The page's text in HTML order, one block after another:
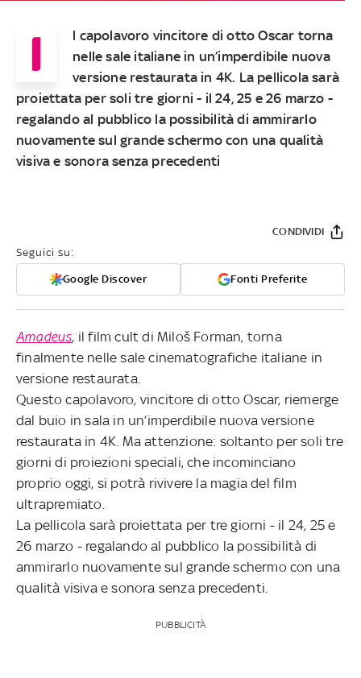
I
l capolavoro vincitore di otto Oscar torna
nelle sale italiane in un’imperdibile nuova
versione restaurata in 4K. La pellicola sarà
proiettata per soli tre giorni - il 24, 25 e 26 marzo -
regalando al pubblico la possibilità di ammirarlo
nuovamente sul grande schermo con una qualità
visiva e sonora senza precedenti
Seguici su:
Google Discover Fonti Preferite
CONDIVIDI
Amadeus, il film cult di Miloš Forman, torna
finalmente nelle sale cinematografiche italiane in
versione restaurata.
Questo capolavoro, vincitore di otto Oscar, riemerge
dal buio in sala in un’imperdibile nuova versione
restaurata in 4K. Ma attenzione: soltanto per soli tre
giorni di proiezioni speciali, che incominciano
proprio oggi, si potrà rivivere la magia del film
ultrapremiato.
La pellicola sarà proiettata per tre giorni - il 24, 25 e
26 marzo - regalando al pubblico la possibilità di
ammirarlo nuovamente sul grande schermo con una
qualità visiva e sonora senza precedenti.
PUBBLICITÀ